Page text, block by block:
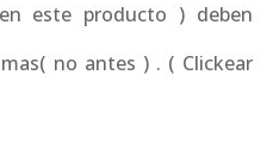
este producto ) deben
no antes ) . ( Clickear